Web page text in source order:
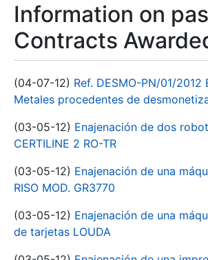
Information on
Contracts
(04-07-12) Ref. DESMO-PN/01/2012
Metales procedentes de
(03-05-12) Enajenación de dos
CERTILINE 2 RO-TR
(03-05-12) Enajenación de una
RISO MOD. GR3770
(03-05-12) Enajenación de una
de tarjetas LOUDA